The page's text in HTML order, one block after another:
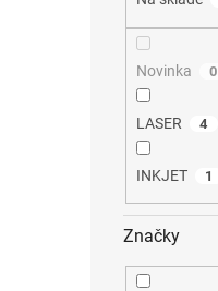
Novinka 0
LASER 4
INKJET 1
Značky